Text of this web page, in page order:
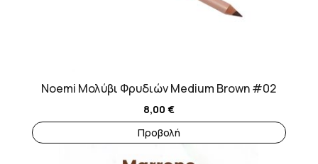
Noemi Μολύβι Φρυδιών Medium Brown #02
8,00 €
Προβολή